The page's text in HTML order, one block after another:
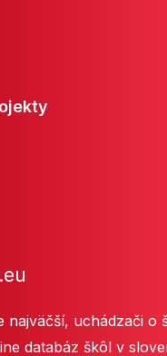
najväčší, uchádzači o
databáz škôl v